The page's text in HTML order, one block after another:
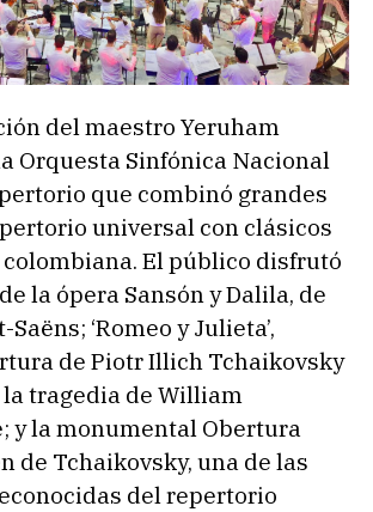
del maestro Yeruham
Orquesta Sinfónica Nacional
que combinó grandes
universal con clásicos
El público disfrutó
de la ópera Sansón y Dalila, de
‘Romeo y Julieta’,
de Piotr Illich Tchaikovsky
tragedia de William
y la monumental Obertura
de Tchaikovsky, una de las
del repertorio